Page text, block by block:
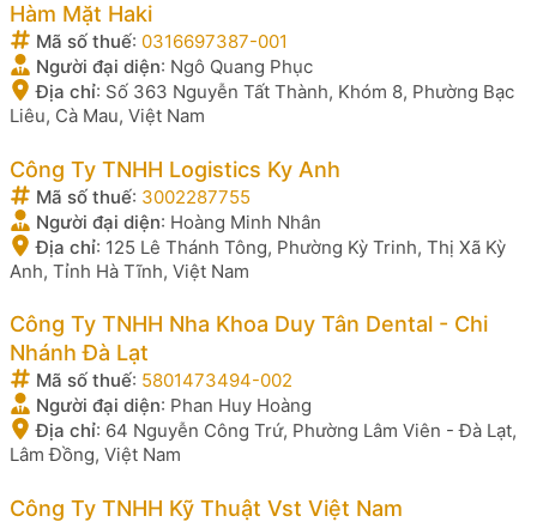
Hàm Mặt Haki
Mã số thuế: 0316697387-001
Người đại diện: Ngô Quang Phục
Địa chỉ: Số 363 Nguyễn Tất Thành, Khóm 8, Phường Bạc
Liêu, Cà Mau, Việt Nam
Công Ty TNHH Logistics Ky Anh
Mã số thuế: 3002287755
Người đại diện: Hoàng Minh Nhân
Địa chỉ: 125 Lê Thánh Tông, Phường Kỳ Trinh, Thị Xã Kỳ
Anh, Tỉnh Hà Tĩnh, Việt Nam
Công Ty TNHH Nha Khoa Duy Tân Dental - Chi
Nhánh Đà Lạt
Mã số thuế: 5801473494-002
Người đại diện: Phan Huy Hoàng
Địa chỉ: 64 Nguyễn Công Trứ, Phường Lâm Viên - Đà Lạt,
Lâm Đồng, Việt Nam
Công Ty TNHH Kỹ Thuật Vst Việt Nam